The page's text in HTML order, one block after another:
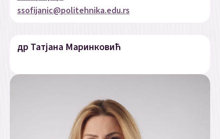
ssofijanic@politehnika.edu.rs
др Татјана Маринковић